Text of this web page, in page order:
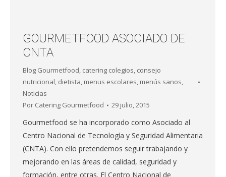
GOURMETFOOD ASOCIADO DE
CNTA
Blog Gourmetfood, catering colegios, consejo
nutricional, dietista, menus escolares, menús sanos,
Noticias
Por Catering Gourmetfood 29 julio, 2015
Gourmetfood se ha incorporado como Asociado al
Centro Nacional de Tecnología y Seguridad Alimentaria
(CNTA). Con ello pretendemos seguir trabajando y
mejorando en las áreas de calidad, seguridad y
formación, entre otras. El Centro Nacional de